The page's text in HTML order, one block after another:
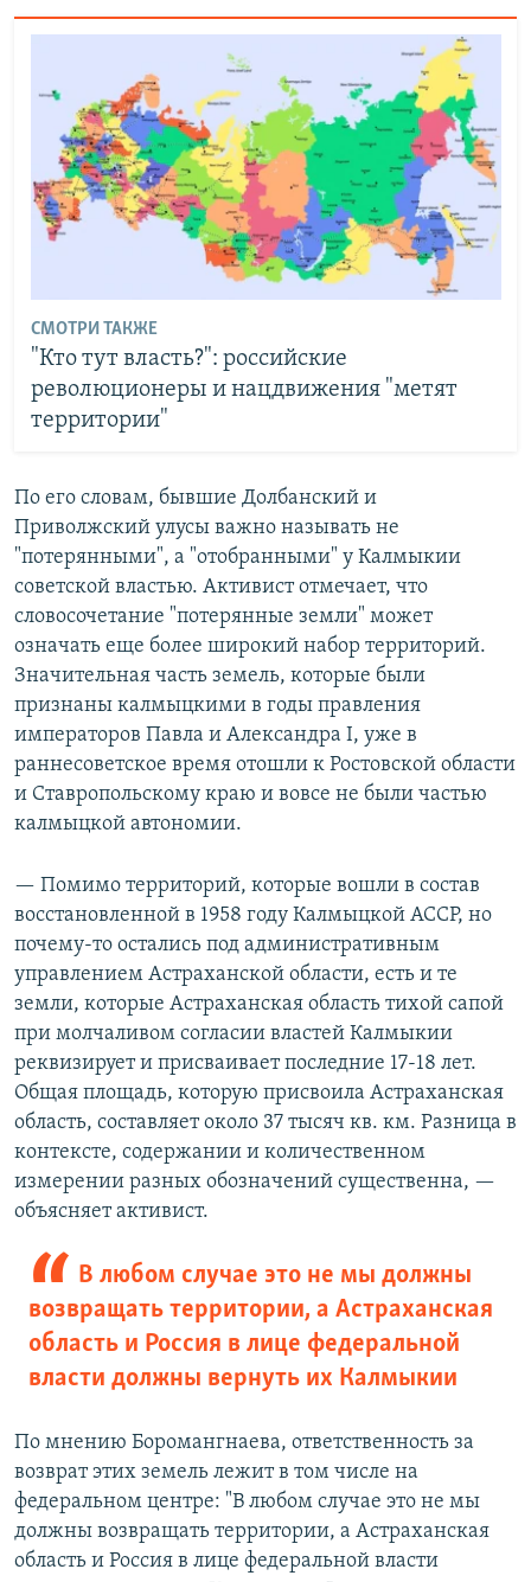
СМОТРИ ТАКЖЕ
"Кто тут власть?": российские
революционеры и нацдвижения "метят
территории"
По его словам, бывшие Долбанский и
Приволжский улусы важно называть не
"потерянными", а "отобранными" у Калмыкии
советской властью. Активист отмечает, что
словосочетание "потерянные земли" может
означать еще более широкий набор территорий.
Значительная часть земель, которые были
признаны калмыцкими в годы правления
императоров Павла и Александра I, уже в
раннесоветское время отошли к Ростовской области
и Ставропольскому краю и вовсе не были частью
калмыцкой автономии.
— Помимо территорий, которые вошли в состав
восстановленной в 1958 году Калмыцкой АССР, но
почему-то остались под административным
управлением Астраханской области, есть и те
земли, которые Астраханская область тихой сапой
при молчаливом согласии властей Калмыкии
реквизирует и присваивает последние 17-18 лет.
Общая площадь, которую присвоила Астраханская
область, составляет около 37 тысяч кв. км. Разница в
контексте, содержании и количественном
измерении разных обозначений существенна, —
объясняет активист.
В любом случае это не мы должны
возвращать территории, а Астраханская
область и Россия в лице федеральной
власти должны вернуть их Калмыкии
По мнению Боромангнаева, ответственность за
возврат этих земель лежит в том числе на
федеральном центре: "В любом случае это не мы
должны возвращать территории, а Астраханская
область и Россия в лице федеральной власти